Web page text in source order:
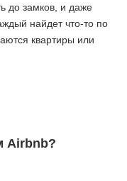
до замков, и даже
найдет что-то по
квартиры или
Airbnb?